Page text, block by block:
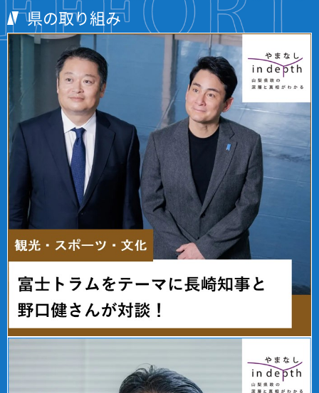
県の取り組み